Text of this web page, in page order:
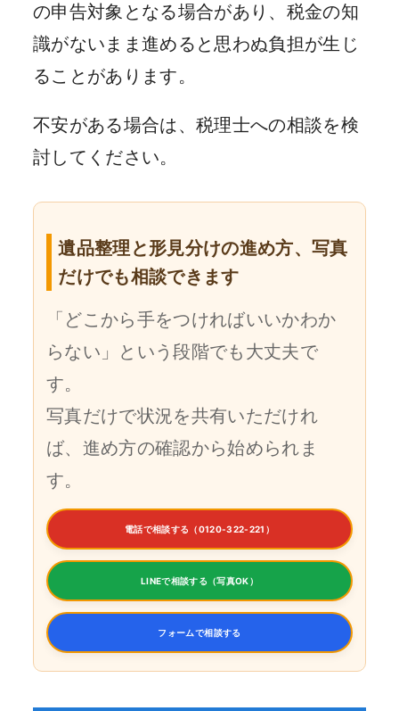
の申告対象となる場合があり、税金の知
識がないまま進めると思わぬ負担が生じ
ることがあります。
不安がある場合は、税理士への相談を検
討してください。
遺品整理と形見分けの進め方、写真
だけでも相談できます
「どこから手をつければいいかわか
らない」という段階でも大丈夫で
す。
写真だけで状況を共有いただけれ
ば、進め方の確認から始められま
す。
電話で相談する（0120-322-221）
LINEで相談する（写真OK）
フォームで相談する